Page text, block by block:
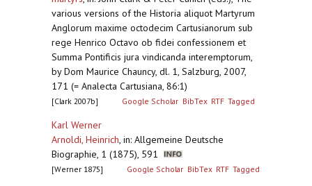
various versions of the Historia aliquot Martyrum
Anglorum maxime octodecim Cartusianorum sub
rege Henrico Octavo ob fidei confessionem et
Summa Pontificis jura vindicanda interemptorum,
by Dom Maurice Chauncy, dl. 1, Salzburg, 2007,
171 (= Analecta Cartusiana, 86:1)
[Clark 2007b] Google Scholar BibTex RTF Tagged
Karl Werner
Arnoldi, Heinrich, in: Allgemeine Deutsche
Biographie, 1 (1875), 591
[Werner 1875] Google Scholar BibTex RTF Tagged